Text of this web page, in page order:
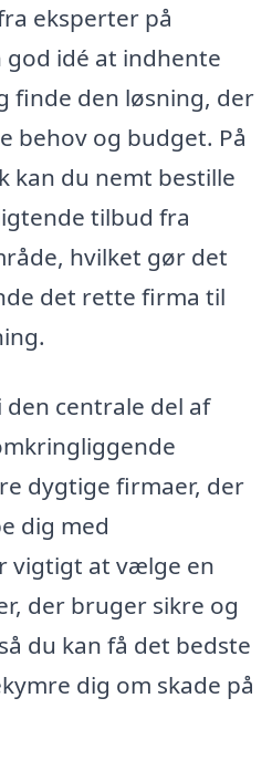
eksperter på
idé at indhente
finde den løsning, der
behov og budget. På
kan du nemt bestille
tilbud fra
hvilket gør det
det rette firma til
centrale del af
dygtige firmaer, der
dig med
vigtigt at vælge en
der bruger sikre og
du kan få det bedste
dig om skade på